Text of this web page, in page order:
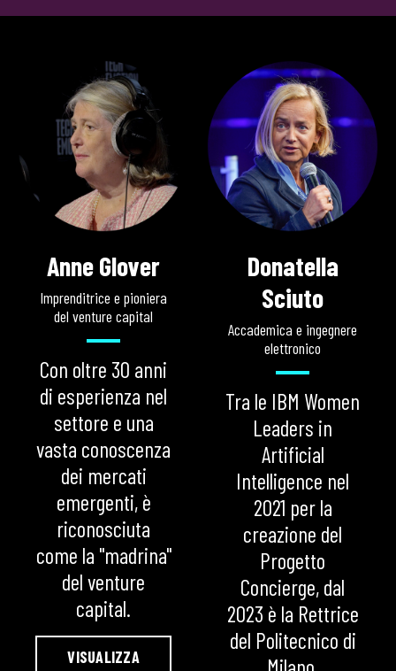
Anne Glover
Imprenditrice e pioniera
del venture capital
Con oltre 30 anni
di esperienza nel
settore e una
vasta conoscenza
dei mercati
emergenti, è
riconosciuta
come la "madrina"
del venture
capital.
VISUALIZZA
Donatella
Sciuto
Accademica e ingegnere
elettronico
Tra le IBM Women
Leaders in
Artificial
Intelligence nel
2021 per la
creazione del
Progetto
Concierge, dal
2023 è la Rettrice
del Politecnico di